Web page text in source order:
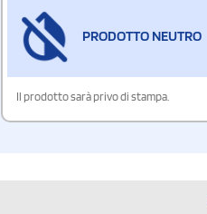
PRODOTTO NEUTRO
Il prodotto sarà privo di stampa.